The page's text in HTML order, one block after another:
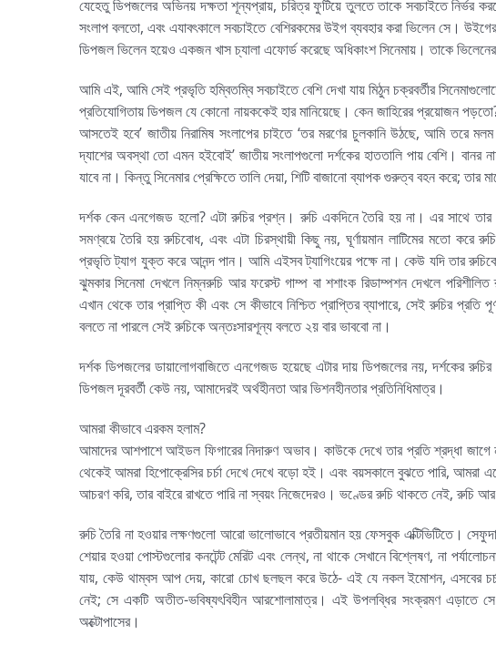
যেহেতু ডিপজলের অভিনয় দক্ষতা শূন্যপ্রায়, চরিত্র ফুটিয়ে তুলতে তাকে সবচাইতে নির্ভর
সংলাপ বলতো, এবং এযাবৎকালে সবচাইতে বেশিরকমের উইগ ব্যবহার করা ভিলেন সে।
ডিপজল ভিলেন হয়েও একজন খাস চ্যালা এফোর্ড করেছে অধিকাংশ সিনেমায়। তাকে ভিলেনের
আমি এই, আমি সেই প্রভৃতি হম্বিতম্বি সবচাইতে বেশি দেখা যায় মিঠুন চক্রবর্তীর
প্রতিযোগিতায় ডিপজল যে কোনো নায়ককেই হার মানিয়েছে। কেন জাহিরের প্রয়োজন
আসতেই হবে’ জাতীয় নিরামিষ সংলাপের চাইতে ‘তর মরণের চুলকানি উঠছে, আমি তরে
দ্যাশের অবস্থা তো এমন হইবোই’ জাতীয় সংলাপগুলো দর্শকের হাততালি পায় বেশি। বানর
যাবে না। কিন্তু সিনেমার প্রেক্ষিতে তালি দেয়া, শিটি বাজানো ব্যাপক গুরুত্ব বহন করে;
দর্শক কেন এনগেজড হলো? এটা রুচির প্রশ্ন। রুচি একদিনে তৈরি হয় না। এর সাথে তার
সমণ্বয়ে তৈরি হয় রুচিবোধ, এবং এটা চিরস্থায়ী কিছু নয়, ঘূর্ণায়মান লাটিমের মতো করে
প্রভৃতি ট্যাগ যুক্ত করে আনন্দ পান। আমি এইসব ট্যাগিংয়ের পক্ষে না। কেউ যদি তার
ঝুমকার সিনেমা দেখলে নিম্নরুচি আর ফরেস্ট গাম্প বা শশাংক রিডাম্পশন দেখলে
এখান থেকে তার প্রাপ্তি কী এবং সে কীভাবে নিশ্চিত প্রাপ্তির ব্যাপারে, সেই রুচির
বলতে না পারলে সেই রুচিকে অন্তঃসারশূন্য বলতে ২য় বার ভাববো না।
দর্শক ডিপজলের ডায়ালোগবাজিতে এনগেজড হয়েছে এটার দায় ডিপজলের নয়, দর্শকের
ডিপজল দূরবর্তী কেউ নয়, আমাদেরই অর্থহীনতা আর ভিশনহীনতার প্রতিনিধিমাত্র।
আমরা কীভাবে এরকম হলাম?
আমাদের আশপাশে আইডল ফিগারের নিদারুণ অভাব। কাউকে দেখে তার প্রতি শ্রদ্ধা
থেকেই আমরা হিপোক্রেসির চর্চা দেখে দেখে বড়ো হই। এবং বয়সকালে বুঝতে পারি,
আচরণ করি, তার বাইরে রাখতে পারি না স্বয়ং নিজেদেরও। ভণ্ডের রুচি থাকতে নেই, রুচি
রুচি তৈরি না হওয়ার লক্ষণগুলো আরো ভালোভাবে প্রতীয়মান হয় ফেসবুক এক্টিভিটিতে।
শেয়ার হওয়া পোস্টগুলোর কনটেন্ট মেরিট এবং লেন্থ, না থাকে সেখানে বিশ্লেষণ, না
যায়, কেউ থাম্বস আপ দেয়, কারো চোখ ছলছল করে উঠে- এই যে নকল ইমোশন, এসবের
নেই; সে একটি অতীত-ভবিষ্যৎবিহীন আরশোলামাত্র। এই উপলব্ধির সংক্রমণ
অক্টোপাসের।